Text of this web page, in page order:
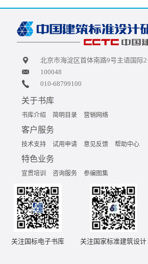
北京市海淀区首体南路9号主语国际
100048
010-68799100
关于书库
书库介绍 简明目录 营销网络
客户服务
技术支持 试用申请 意见反馈 帮助中心
特色业务
宣贯培训 咨询服务 参编图集
关注国标电子书库 关注国家标准建筑设计